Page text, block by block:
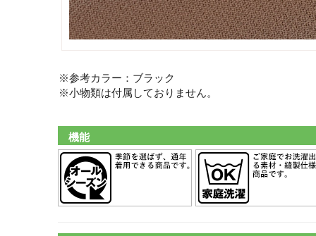
※参考カラー：ブラック
※小物類は付属しておりません。
機能